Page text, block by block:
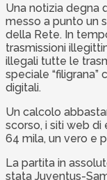
Una notizia degna
messo a punto un
della Rete. In
trasmissioni
illegali tutte le
speciale “filigrana”
digitali.
Un calcolo
scorso, i siti web
64 mila, un vero e
La partita in
stata Juventus-